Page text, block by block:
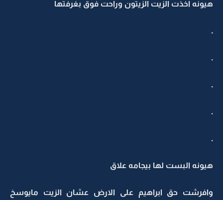
هيونه اخذت الزيت الزيتون وراحت فوق بغرفتها
.
.
.
.
.
هيونه البست لها بيجامه علاق
وافرشت حق ابراهيم على الارض عشان الزيت مايوسخ